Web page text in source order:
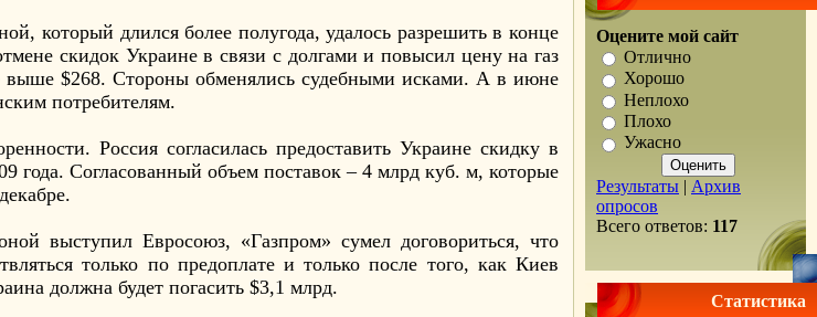
который длился более полугода, удалось разрешить в конце
скидок Украине в связи с долгами и повысил цену на газ
выше $268. Стороны обменялись судебными исками. А в июне
потребителям.
Россия согласилась предоставить Украине скидку в
года. Согласованный объем поставок – 4 млрд куб. м, которые
выступил Евросоюз, «Газпром» сумел договориться, что
только по предоплате и только после того, как Киев
должна будет погасить $3,1 млрд.
Оцените мой сайт
Отлично
Хорошо
Неплохо
Плохо
Ужасно
Результаты | Архив
опросов
Всего ответов: 117
Статистика